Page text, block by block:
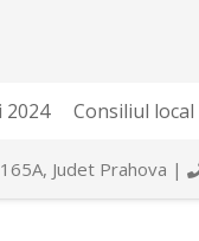
2024 Consiliul local
Judet Prahova |